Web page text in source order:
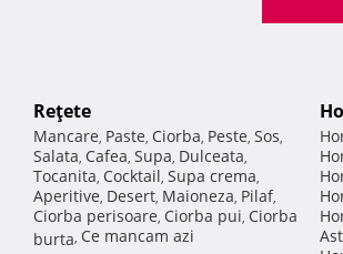
Reţete
Mancare, Paste, Ciorba, Peste, Sos,
Salata, Cafea, Supa, Dulceata,
Tocanita, Cocktail, Supa crema,
Aperitive, Desert, Maioneza, Pilaf,
Ciorba perisoare, Ciorba pui, Ciorba
burta, Ce mancam azi